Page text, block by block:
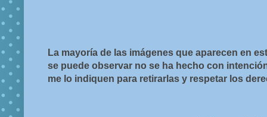
La mayoría de las imágenes que aparecen en
se puede observar no se ha hecho con
me lo indiquen para retirarlas y respetar los